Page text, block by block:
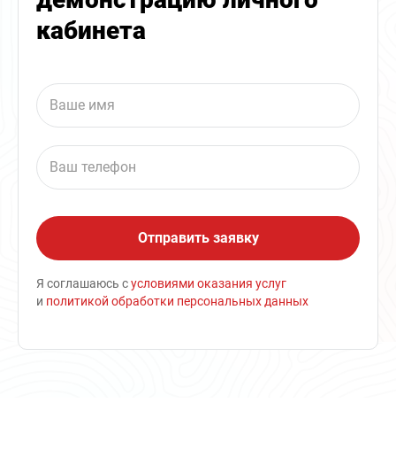
кабинета
Я соглашаюсь сусловиями оказания услуг
и политикой обработки персональных данных